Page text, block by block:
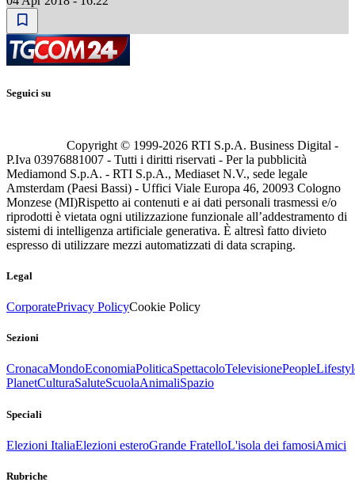
Seguici su
Copyright © 1999-2026 RTI S.p.A. Business Digital -
P.Iva 03976881007 - Tutti i diritti riservati - Per la pubblicità
Mediamond S.p.A. - RTI S.p.A., Mediaset N.V., sede legale
Amsterdam (Paesi Bassi) - Uffici Viale Europa 46, 20093 Cologno
Monzese (MI)Rispetto ai contenuti e ai dati personali trasmessi e/o
riprodotti è vietata ogni utilizzazione funzionale all’addestramento di
sistemi di intelligenza artificiale generativa. È altresì fatto divieto
espresso di utilizzare mezzi automatizzati di data scraping.
Legal
CorporatePrivacy PolicyCookie Policy
Sezioni
CronacaMondoEconomiaPoliticaSpettacoloTelevisionePeople
PlanetCulturaSaluteScuolaAnimaliSpazio
Speciali
Elezioni ItaliaElezioni esteroGrande FratelloL'isola dei famosiAmici
Rubriche